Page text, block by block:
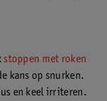
stoppen met roken
kans op snurken.
en keel irriteren.